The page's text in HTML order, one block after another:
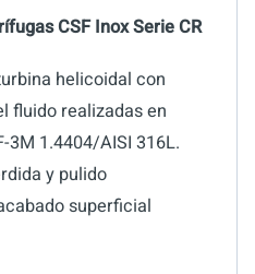
CSF Inox Serie CR
helicoidal con
fluido realizadas en
3M 1.4404/AISI 316L.
y pulido
superficial